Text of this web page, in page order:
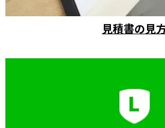
見積書の見